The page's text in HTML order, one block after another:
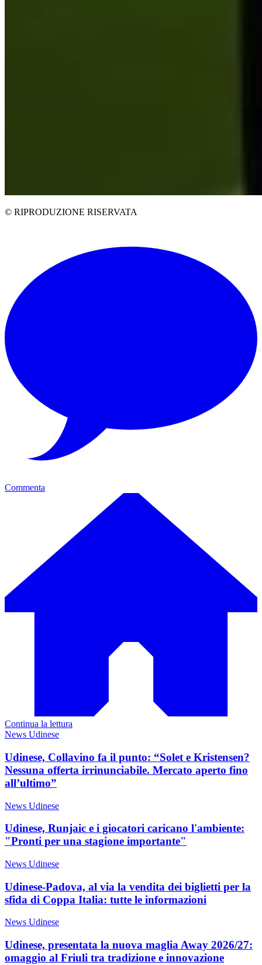
© RIPRODUZIONE RISERVATA
Commenta
Continua la lettura
News Udinese
Udinese, Collavino fa il punto: “Solet e Kristensen?
Nessuna offerta irrinunciabile. Mercato aperto fino
all’ultimo”
News Udinese
Udinese, Runjaic e i giocatori caricano l'ambiente:
"Pronti per una stagione importante"
News Udinese
Udinese-Padova, al via la vendita dei biglietti per la
sfida di Coppa Italia: tutte le informazioni
News Udinese
Udinese, presentata la nuova maglia Away 2026/27:
omaggio al Friuli tra tradizione e innovazione